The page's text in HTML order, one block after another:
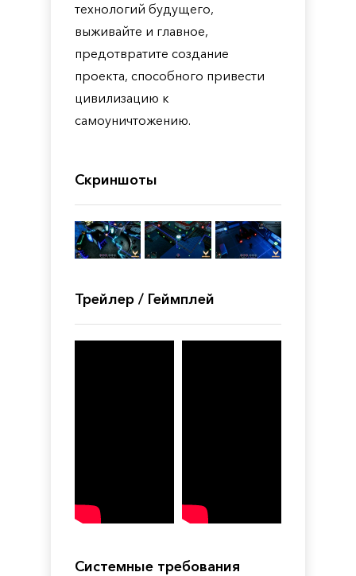
технологий будущего,
выживайте и главное,
предотвратите создание
проекта, способного привести
цивилизацию к
самоуничтожению.
Скриншоты
Трейлер / Геймплей
Системные требования